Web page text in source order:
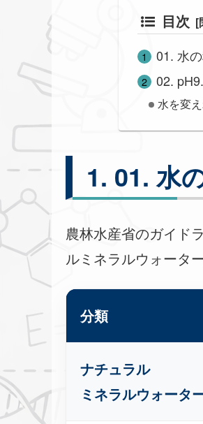
目次
01. 水
02.
水を変
01. 水
農林水産省のガイド
ルミネラルウォータ
分類
ナチュラル
ミネラルウォータ